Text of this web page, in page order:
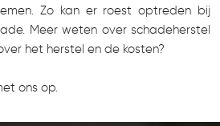
Zo kan er roest optreden bij
Meer weten over schadeherstel
het herstel en de kosten?
ons op.